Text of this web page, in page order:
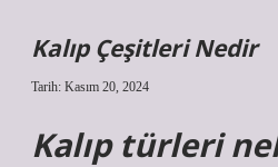
Kalıp Çeşitleri Nedir
Tarih: Kasım 20, 2024
Kalıp türleri